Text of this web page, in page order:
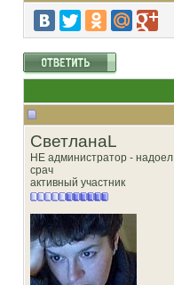
СветланаL
НЕ администратор - надоел
срач
активный участник